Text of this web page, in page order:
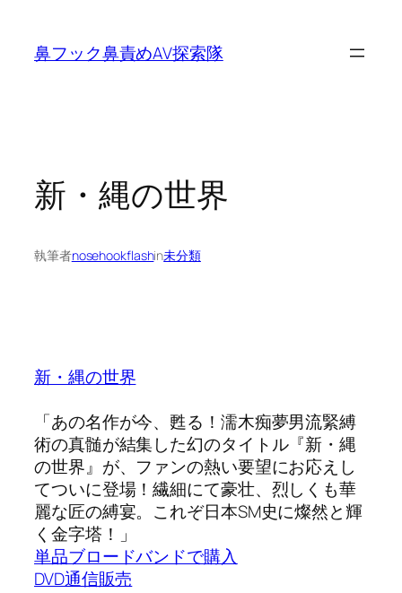
鼻フック鼻責めAV探索隊
新・縄の世界
執筆者nosehookflashin未分類
新・縄の世界
「あの名作が今、甦る！濡木痴夢男流緊縛
術の真髄が結集した幻のタイトル『新・縄
の世界』が、ファンの熱い要望にお応えし
てついに登場！繊細にて豪壮、烈しくも華
麗な匠の縛宴。これぞ日本SM史に燦然と輝
く金字塔！」
単品ブロードバンドで購入
DVD通信販売